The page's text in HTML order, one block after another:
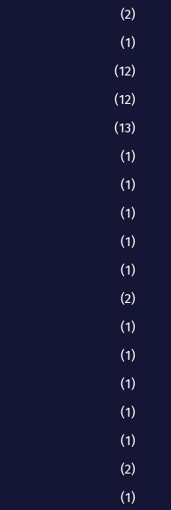
(2)
(1)
(12)
(12)
(13)
(1)
(1)
(1)
(1)
(1)
(2)
(1)
(1)
(1)
(1)
(1)
(2)
(1)